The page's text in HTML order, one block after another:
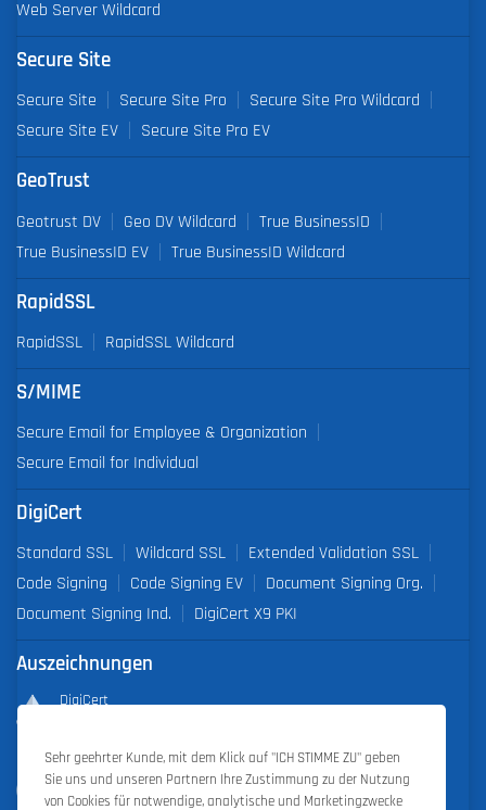
Web Server Wildcard
Secure Site
Secure Site Secure Site Pro
Secure Site Pro Wildcard
Secure Site EV
Secure Site Pro EV
GeoTrust
Geotrust DV Geo DV Wildcard
True BusinessID
True BusinessID EV
True BusinessID Wildcard
RapidSSL
RapidSSL RapidSSL Wildcard
S/MIME
Secure Email for Employee & Organization
Secure Email for Individual
DigiCert
Standard SSL Wildcard SSL
Extended Validation SSL
Code Signing
Code Signing EV
Document Signing Org.
Document Signing Ind.
DigiCert X9 PKI
Auszeichnungen
DigiCert
Outstanding Sales Performance Award 2018, 2019, 2020, 2021,
2022
Sehr geehrter Kunde, mit dem Klick auf "ICH STIMME ZU" geben
Sie uns und unseren Partnern Ihre Zustimmung zu der Nutzung
von Cookies für notwendige, analytische und Marketingzwecke